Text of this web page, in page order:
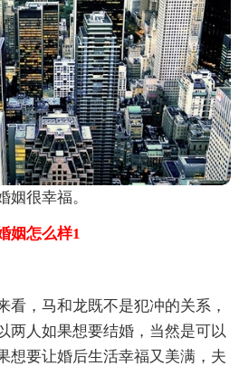
姻很幸福。
怎么样1
看，马和龙既不是犯冲的关系，
两人如果想要结婚，当然是可以
想要让婚后生活幸福又美满，夫